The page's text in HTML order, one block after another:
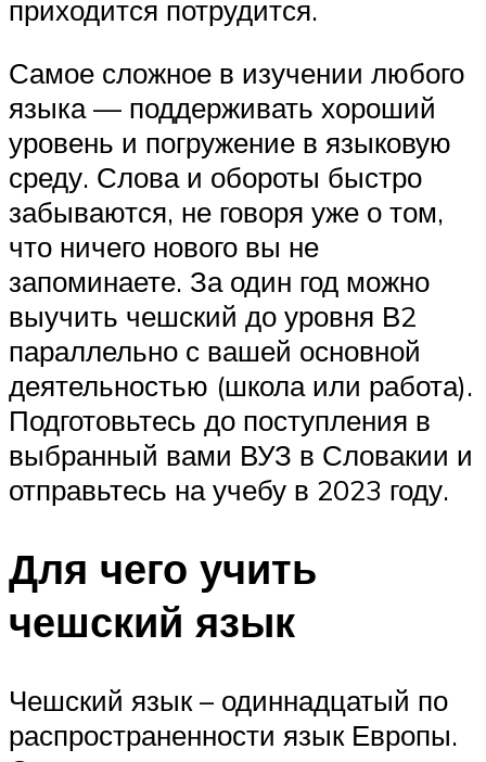
приходится потрудится.
Самое сложное в изучении любого
языка — поддерживать хороший
уровень и погружение в языковую
среду. Слова и обороты быстро
забываются, не говоря уже о том,
что ничего нового вы не
запоминаете. За один год можно
выучить чешский до уровня В2
параллельно с вашей основной
деятельностью (школа или работа).
Подготовьтесь до поступления в
выбранный вами ВУЗ в Словакии и
отправьтесь на учебу в 2023 году.
Для чего учить
чешский язык
Чешский язык – одиннадцатый по
распространенности язык Европы.